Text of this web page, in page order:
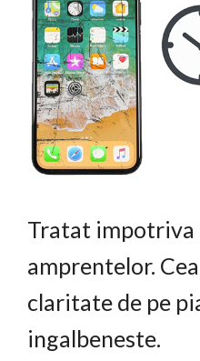
Tratat impotriva
amprentelor.
claritate de pe
ingalbeneste.